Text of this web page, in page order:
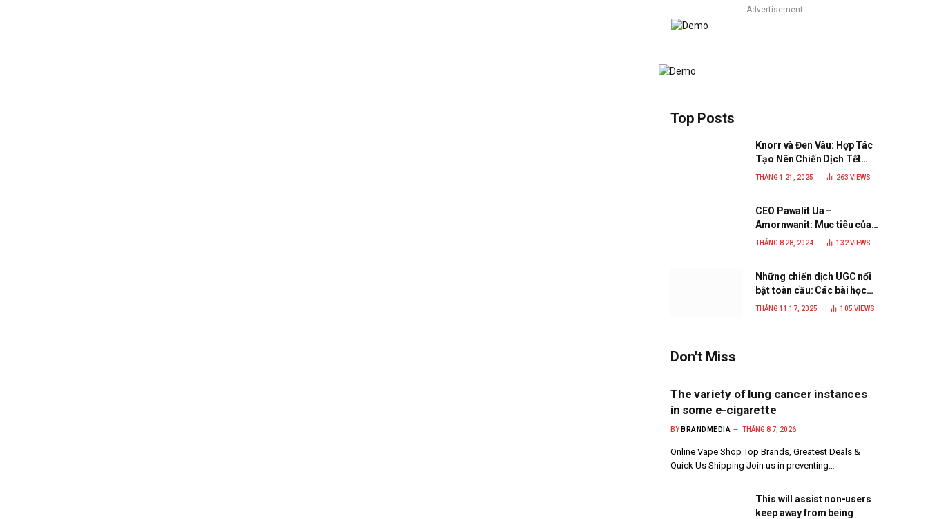
Advertisement
Top Posts
Knorr và Đen Vâu: Hợp Tác
Tạo Nên Chiến Dịch Tết
2025 Đầy Cảm Xúc “Vị Nhà”
THÁNG 1 21, 2025 263VIEWS
CEO Pawalit Ua –
Amornwanit: Mục tiêu của
C.P. Việt Nam là trở thành
THÁNG 8 28, 2024 132VIEWS
Những chiến dịch UGC nổi
bật toàn cầu: Các bài học
đắt giá cho thương hiệu
THÁNG 11 17, 2025 105VIEWS
Don't Miss
The variety of lung cancer instances
in some e-cigarette
BY BRANDMEDIA THÁNG 8 7, 2026
Online Vape Shop Top Brands, Greatest Deals &
Quick Us Shipping Join us in preventing…
This will assist non-users
keep away from being